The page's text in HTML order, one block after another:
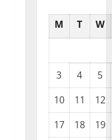
M T W
3 4
5
10
11
12
17
18
19